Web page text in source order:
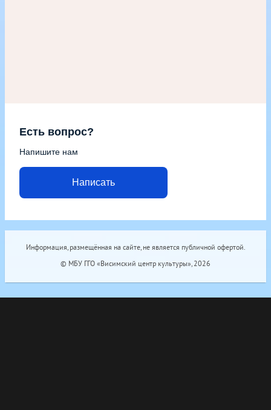
Есть вопрос?
Напишите нам
Написать
Информация, размещённая на сайте, не является публичной офертой.
© МБУ ГГО «Висимский центр культуры», 2026